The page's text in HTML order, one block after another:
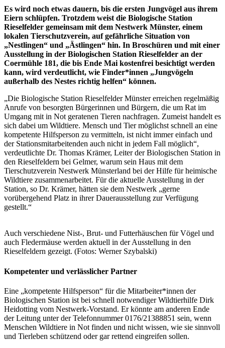
Es wird noch etwas dauern, bis die ersten Jungvögel aus ihrem
Eiern schlüpfen. Trotzdem weist die Biologische Station
Rieselfelder gemeinsam mit dem Nestwerk Münster, einem
lokalen Tierschutzverein, auf gefährliche Situation von
„Nestlingen“ und „Ästlingen“ hin. In Broschüren und mit einer
Ausstellung in der Biologischen Station Rieselfelder an der
Coermühle 181, die bis Ende Mai kostenfrei besichtigt werden
kann, wird verdeutlicht, wie Finder*innen „Jungvögeln
außerhalb des Nestes richtig helfen“ können.
„Die Biologische Station Rieselfelder Münster erreichen regelmäßig
Anrufe von besorgten Bürgerinnen und Bürgern, die um Rat im
Umgang mit in Not geratenen Tieren nachfragen. Zumeist handelt es
sich dabei um Wildtiere. Mensch und Tier möglichst schnell an eine
kompetente Hilfsperson zu vermitteln, ist nicht immer einfach und
der Stationsmitarbeitenden auch nicht in jedem Fall möglich“,
verdeutlichte Dr. Thomas Krämer, Leiter der Biologischen Station in
den Rieselfeldern bei Gelmer, warum sein Haus mit dem
Tierschutzverein Nestwerk Münsterland bei der Hilfe für heimische
Wildtiere zusammenarbeitet. Für die aktuelle Ausstellung in der
Station, so Dr. Krämer, hätten sie dem Nestwerk „gerne
vorübergehend Platz in ihrer Dauerausstellung zur Verfügung
gestellt.“
Auch verschiedene Nist-, Brut- und Futterhäuschen für Vögel und
auch Fledermäuse werden aktuell in der Ausstellung in den
Rieselfeldern gezeigt. (Fotos: Werner Szybalski)
Kompetenter und verlässlicher Partner
Eine „kompetente Hilfsperson“ für die Mitarbeiter*innen der
Biologischen Station ist bei schnell notwendiger Wildtierhilfe Dirk
Heidotting vom Nestwerk-Vorstand. Er könnte am anderen Ende
der Leitung unter der Telefonnummer 0176/21388851 sein, wenn
Menschen Wildtiere in Not finden und nicht wissen, wie sie sinnvoll
und Tierleben schützend oder gar rettend eingreifen sollen.